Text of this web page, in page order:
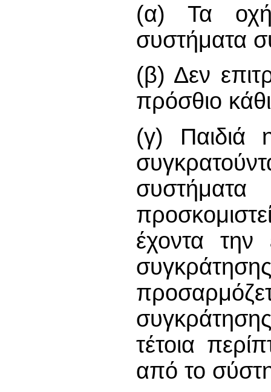
(α) Τα
συστήματα
(β) Δεν
πρόσθιο
(γ) Παιδιά
έχοντα την
τέτοια
από το